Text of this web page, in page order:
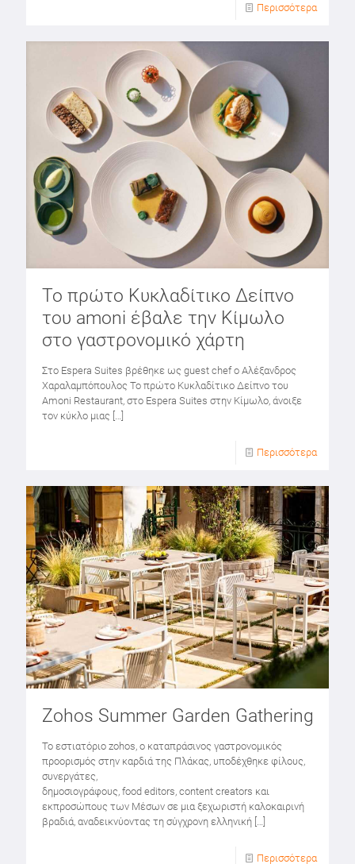
Περισσότερα
Το πρώτο Κυκλαδίτικο Δείπνο
του amoni έβαλε την Κίμωλο
στο γαστρονομικό χάρτη
Στο Espera Suites βρέθηκε ως guest chef ο Αλέξανδρος
Χαραλαμπόπουλος Το πρώτο Κυκλαδίτικο Δείπνο του
Amoni Restaurant, στο Espera Suites στην Κίμωλο, άνοιξε
τον κύκλο μιας […]
Περισσότερα
Zohos Summer Garden Gathering
Το εστιατόριο zohos, ο καταπράσινος γαστρονομικός
προορισμός στην καρδιά της Πλάκας, υποδέχθηκε φίλους,
συνεργάτες,
δημοσιογράφους, food editors, content creators και
εκπροσώπους των Μέσων σε μια ξεχωριστή καλοκαιρινή
βραδιά, αναδεικνύοντας τη σύγχρονη ελληνική […]
Περισσότερα